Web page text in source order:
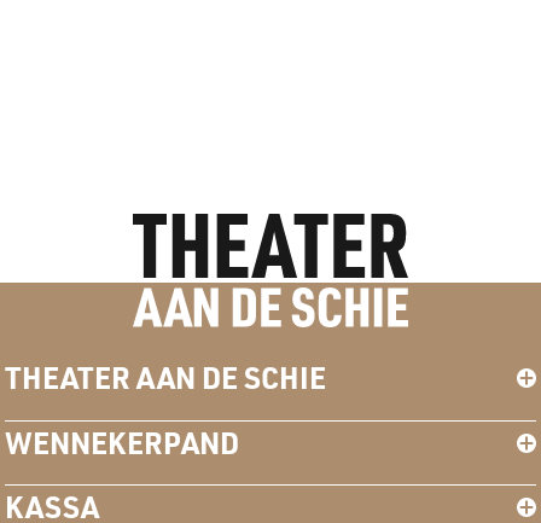
THEATER AAN DE SCHIE
WENNEKERPAND
KASSA